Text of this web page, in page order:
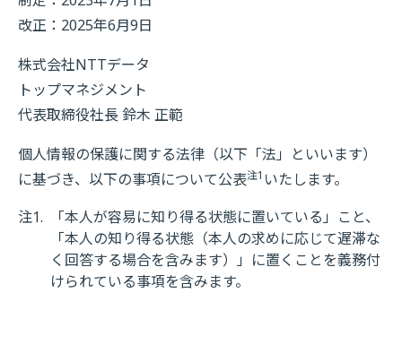
改正：2025年6月9日
株式会社NTTデータ
トップマネジメント
代表取締役社長 鈴木 正範
個人情報の保護に関する法律（以下「法」といいます）
に基づき、以下の事項について公表注1 いたします。
注1.
「本人が容易に知り得る状態に置いている」こと、
「本人の知り得る状態（本人の求めに応じて遅滞な
く回答する場合を含みます）」に置くことを義務付
けられている事項を含みます。